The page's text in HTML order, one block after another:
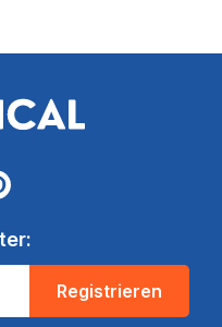
Registrieren